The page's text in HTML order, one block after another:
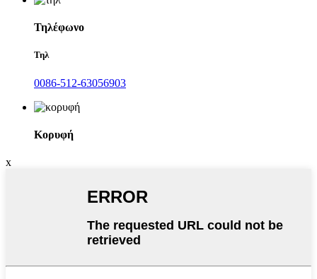
Τηλέφωνο
Τηλ
0086-512-63056903
Κορυφή
x